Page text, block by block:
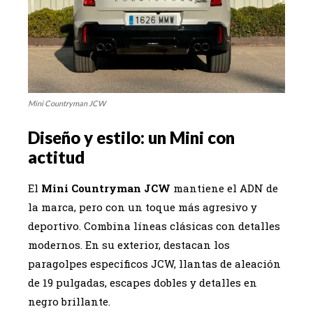
Mini Countryman JCW
Diseño y estilo: un Mini con
actitud
El Mini Countryman JCW mantiene el ADN de
la marca, pero con un toque más agresivo y
deportivo. Combina líneas clásicas con detalles
modernos. En su exterior, destacan los
paragolpes específicos JCW, llantas de aleación
de 19 pulgadas, escapes dobles y detalles en
negro brillante.